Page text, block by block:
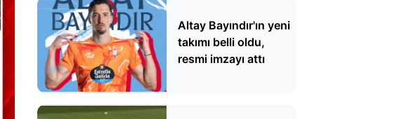
Altay Bayındır'ın yeni
takımı belli oldu,
resmi imzayı attı